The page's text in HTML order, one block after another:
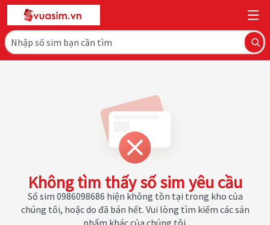
Không tìm thấy số sim yêu cầu
Số sim 0986098686 hiện không tồn tại trong kho của
chúng tôi, hoặc do đã bán hết. Vui lòng tìm kiếm các sản
phẩm khác của chúng tôi.